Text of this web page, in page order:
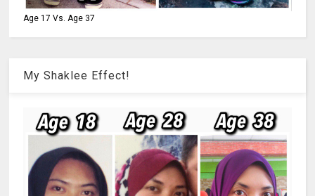
Age 17 Vs. Age 37
My Shaklee Effect!